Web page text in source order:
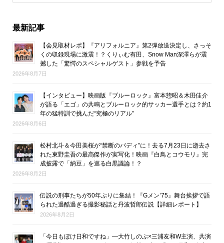
最新記事
【会見取材レポ】『アリフォルニア』第2弾放送決定し、さっそ
くの収録現場に激震！？くりぃむ有田、Snow Man深澤らが震
撼した「驚愕のスペシャルゲスト」参戦を予告
2026年8月7日
【インタビュー】映画版『ブルーロック』富本惣昭＆木田佳介
が語る「エゴ」の共鳴とブルーロック的サッカー選手とは？約1
年の猛特訓で挑んだ“究極のリアル”
2026年8月6日
松村北斗＆今田美桜が“禁断のバディ”に！去る7月23日に逝去さ
れた東野圭吾の最高傑作が実写化！映画『白鳥とコウモリ』完
成披露で「納豆」を巡る白黒議論！？
2026年8月2日
伝説の刑事たちが50年ぶりに集結！『Gメン’75』舞台挨拶で語
られた過酷過ぎる撮影秘話と丹波哲郎伝説【詳細レポート】
2026年8月2日
「今日もぼけ日和ですね」―大竹しのぶ×三浦友和W主演、共演